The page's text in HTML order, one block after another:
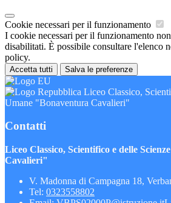
Cookie necessari per il funzionamento
I cookie necessari per il funzionamento
disabilitati. È possibile consultare l'elenco
policy.
Accetta tutti Salva le preferenze
Liceo Classico,
Umane "Bonaventura Cavalieri"
Contatti
Liceo Classico, Scientifico e delle
Cavalieri"
V. Madonna di Campagna 18,
Tel: 0323558802